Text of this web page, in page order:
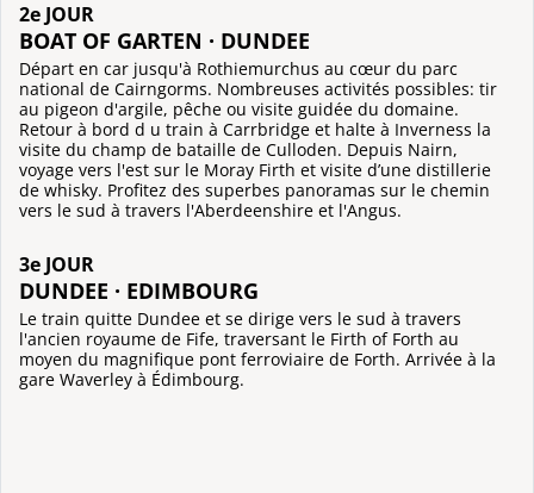
2e JOUR
BOAT OF GARTEN · DUNDEE
Départ en car jusqu'à Rothiemurchus au cœur du parc
national de Cairngorms. Nombreuses activités possibles: tir
au pigeon d'argile, pêche ou visite guidée du domaine.
Retour à bord d u train à Carrbridge et halte à Inverness la
visite du champ de bataille de Culloden. Depuis Nairn,
voyage vers l'est sur le Moray Firth et visite d’une distillerie
de whisky. Profitez des superbes panoramas sur le chemin
vers le sud à travers l'Aberdeenshire et l'Angus.
3e JOUR
DUNDEE · EDIMBOURG
Le train quitte Dundee et se dirige vers le sud à travers
l'ancien royaume de Fife, traversant le Firth of Forth au
moyen du magnifique pont ferroviaire de Forth. Arrivée à la
gare Waverley à Édimbourg.